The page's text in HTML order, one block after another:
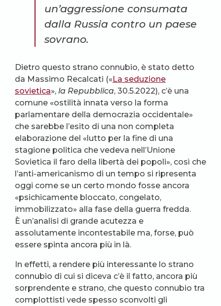
un’aggressione consumata
dalla Russia contro un paese
sovrano.
Dietro questo strano connubio, è stato detto
da Massimo Recalcati («La seduzione
sovietica», la Repubblica, 30.5.2022), c’è una
comune «ostilità innata verso la forma
parlamentare della democrazia occidentale»
che sarebbe l’esito di una non completa
elaborazione del «lutto per la fine di una
stagione politica che vedeva nell’Unione
Sovietica il faro della libertà dei popoli», così che
l’anti-americanismo di un tempo si ripresenta
oggi come se un certo mondo fosse ancora
«psichicamente bloccato, congelato,
immobilizzato» alla fase della guerra fredda.
È un’analisi di grande acutezza e
assolutamente incontestabile ma, forse, può
essere spinta ancora più in là.
In effetti, a rendere più interessante lo strano
connubio di cui si diceva c’è il fatto, ancora più
sorprendente e strano, che questo connubio tra
complottisti vede spesso sconvolti gli